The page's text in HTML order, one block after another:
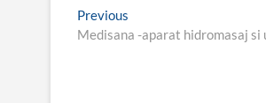
Navigare
în
Previous
post:
Medisana -aparat hidromasaj si